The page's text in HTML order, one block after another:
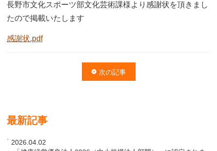
長野市文化スポーツ部文化芸術課様より感謝状を頂きまし
たので掲載いたします
感謝状.pdf
次の記事
最新記事
2026.04.02